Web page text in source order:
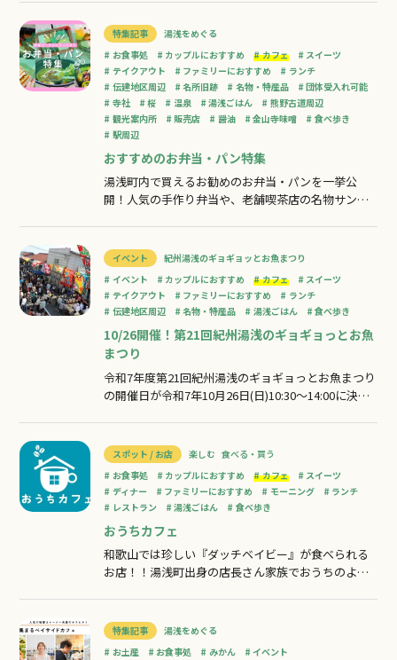
ちによって育まれ続けるそれはまるで（仮）や（工
事中）のように【複合私設（はぐくみ中）が持つ機
能】◼︎カフェ・居酒屋◼︎ユースセンタ
湯浅をめぐる
特集記事
お食事処
カップルにおすすめ カフェ
スイーツ
テイクアウト
ファミリーにおすすめ
ランチ
伝建地区周辺
名所旧跡 名物・特産品
団体受入れ可能
寺社
桜 温泉 湯浅ごはん
熊野古道周辺
観光案内所
販売店 醤油 金山寺味噌
食べ歩き
駅周辺
おすすめのお弁当・パン特集
湯浅町内で買えるお勧めのお弁当・パンを一挙公
開！人気の手作り弁当や、老舗喫茶店の名物サンド
気持ちの良い季節になってきましたね♪行楽シーズ
ンに食べたくなるのが『お弁当やパン』町歩きの休
憩に地元のお勧めスポットで昼食を食べるのも旅の
良い
イベント
紀州湯浅のギョギョッとお魚まつり
イベント
カップルにおすすめ カフェ
スイーツ
テイクアウト
ファミリーにおすすめ
ランチ
伝建地区周辺
名物・特産品 湯浅ごはん 食べ歩き
10/26開催！第21回紀州湯浅のギョギョっとお魚
まつり
令和7年度第21回紀州湯浅のギョギョっとお魚まつり
の開催日が令和7年10月26日(日)10:30～14:00に決定
のギョギョっとお魚まつり実行委員会事務局
TEL0737-63-2525
スポット / お店 楽しむ 食べる・買う
お食事処
カップルにおすすめ カフェ
スイーツ
ディナー
ファミリーにおすすめ モーニング
ランチ
レストラン
湯浅ごはん 食べ歩き
おうちカフェ
和歌山では珍しい『ダッチベイビー』が食べられる
お店！！湯浅町出身の店長さん家族でおうちのよう
琲をいただけます☕
湯浅をめぐる
特集記事
お土産
お食事処 みかん
イベント